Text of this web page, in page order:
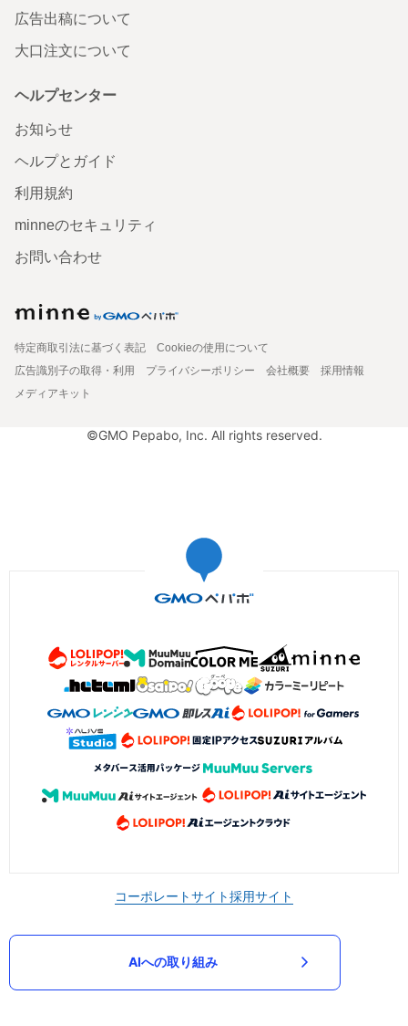
広告出稿について
大口注文について
ヘルプセンター
お知らせ
ヘルプとガイド
利用規約
minneのセキュリティ
お問い合わせ
特定商取引法に基づく表記
Cookieの使用について
広告識別子の取得・利用
プライバシーポリシー 会社概要
採用情報
メディアキット
©GMO Pepabo, Inc. All rights reserved.
コーポレートサイト採用サイト
AIへの取り組み